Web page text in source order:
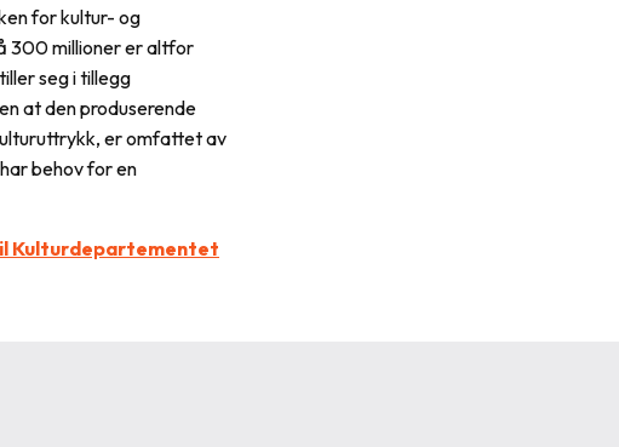
for kultur- og
300 millioner er altfor
seg i tillegg
at den produserende
er omfattet av
behov for en
Kulturdepartementet